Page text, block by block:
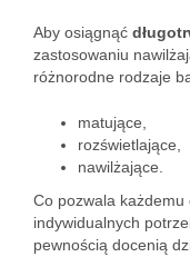
Aby osiągnąć
zastosowaniu
różnorodne rodzaje
matujące,
rozświetlające,
nawilżające.
Co pozwala
indywidualnych
pewnością docenią